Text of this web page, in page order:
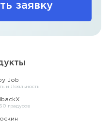
заявку
Job
и Лояльность
градусов